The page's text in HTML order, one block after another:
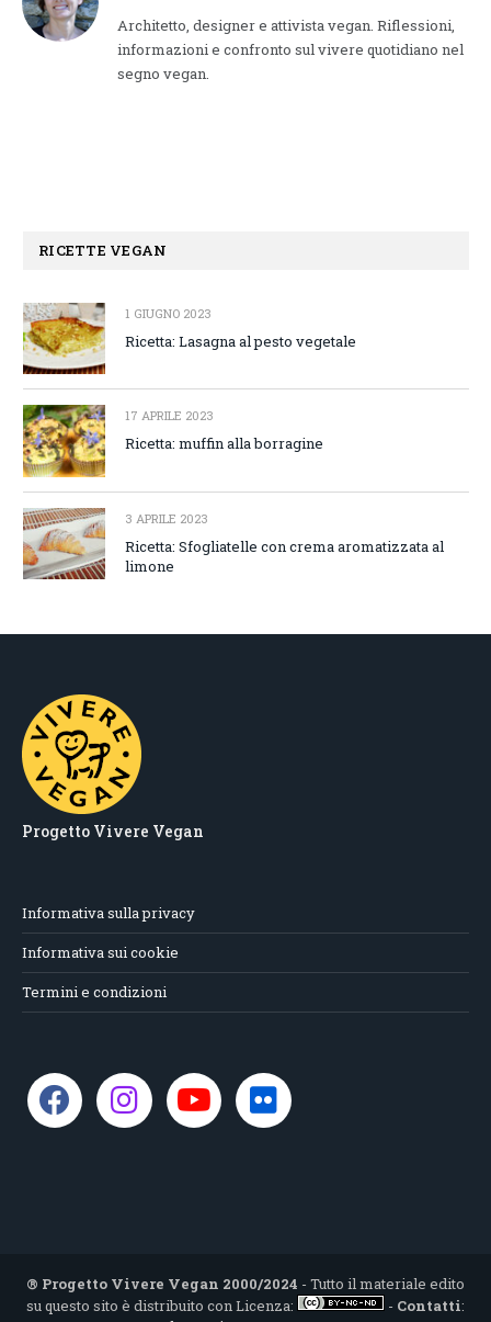
Architetto, designer e attivista vegan. Riflessioni,
informazioni e confronto sul vivere quotidiano nel
segno vegan.
RICETTE VEGAN
1 GIUGNO 2023
Ricetta: Lasagna al pesto vegetale
17 APRILE 2023
Ricetta: muffin alla borragine
3 APRILE 2023
Ricetta: Sfogliatelle con crema aromatizzata al
limone
Progetto Vivere Vegan
Informativa sulla privacy
Informativa sui cookie
Termini e condizioni
® Progetto Vivere Vegan 2000/2024 - Tutto il materiale edito
su questo sito è distribuito con Licenza:
- Contatti: